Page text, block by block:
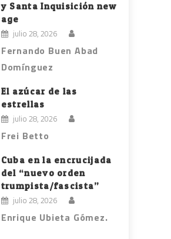
y Santa Inquisición new
age
julio 28, 2026
Fernando Buen Abad
Domínguez
El azúcar de las
estrellas
julio 28, 2026
Frei Betto
Cuba en la encrucijada
del “nuevo orden
trumpista/fascista”
julio 28, 2026
Enrique Ubieta Gómez.